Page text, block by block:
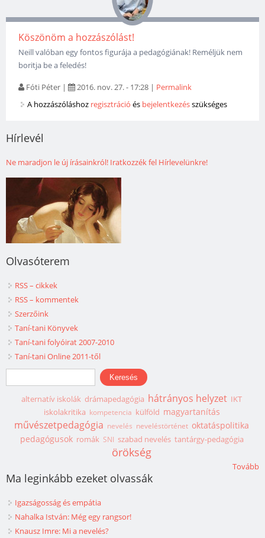
Köszönöm a hozzászólást!
Neill valóban egy fontos figurája a pedagógiának! Reméljük nem
boritja be a feledés!
Fóti Péter | 2016. nov. 27. - 17:28 | Permalink
A hozzászóláshoz regisztráció és bejelentkezésszükséges
Hírlevél
Ne maradjon le új írásainkról! Iratkozzék fel Hírlevelünkre!
Olvasóterem
RSS – cikkek
RSS – kommentek
Szerzőink
Taní-tani Könyvek
Taní-tani folyóirat 2007-2010
Taní-tani Online 2011-től
Keresés űrlap
Keresés
alternatív iskolák drámapedagógia hátrányos helyzet IKT
iskolakritika kompetencia külföld magyartanítás
művészetpedagógia nevelés neveléstörténet oktatáspolitika
pedagógusok romák SNI szabad nevelés tantárgy-pedagógia
örökség
Tovább
Ma leginkább ezeket olvassák
Igazságosság és empátia
Nahalka István: Még egy rangsor!
Knausz Imre: Mi a nevelés?